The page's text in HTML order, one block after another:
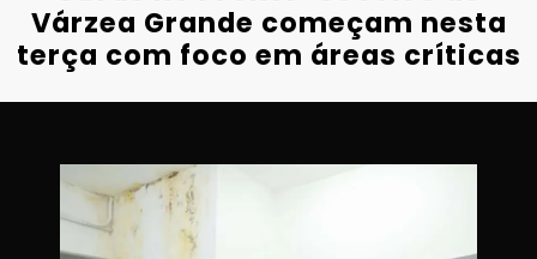
Várzea Grande começam nesta
terça com foco em áreas críticas